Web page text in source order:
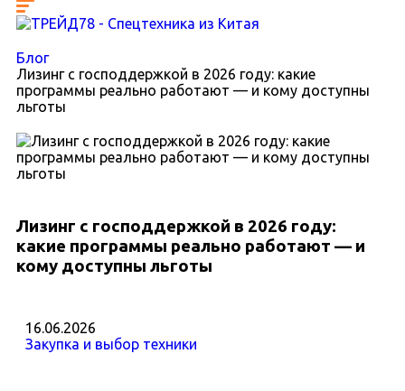
Блог
Лизинг с господдержкой в 2026 году: какие
программы реально работают — и кому доступны
льготы
Лизинг с господдержкой в 2026 году:
какие программы реально работают — и
кому доступны льготы
16.06.2026
Закупка и выбор техники